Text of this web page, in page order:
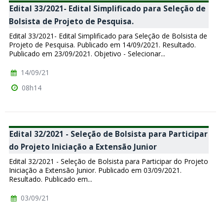
Edital 33/2021- Edital Simplificado para Seleção de
Bolsista de Projeto de Pesquisa.
Edital 33/2021- Edital Simplificado para Seleção de Bolsista de
Projeto de Pesquisa. Publicado em 14/09/2021. Resultado.
Publicado em 23/09/2021. Objetivo - Selecionar...
14/09/21
08h14
Edital 32/2021 - Seleção de Bolsista para Participar
do Projeto Iniciação a Extensão Junior
Edital 32/2021 - Seleção de Bolsista para Participar do Projeto
Iniciação a Extensão Junior. Publicado em 03/09/2021.
Resultado. Publicado em...
03/09/21